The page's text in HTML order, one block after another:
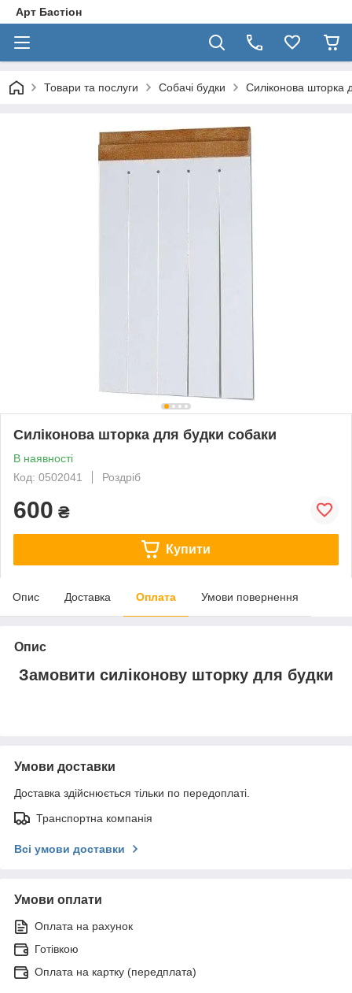
Арт Бастіон
Товари та послуги Собачі будки Силіконова шторка
Силіконова шторка для будки собаки
В наявності
Код: 0502041
Роздріб
600 ₴
Купити
Опис Доставка Оплата Умови повернення
Опис
Замовити силіконову шторку для будки
Умови доставки
Доставка здійснюється тільки по передоплаті.
Транспортна компанія
Всі умови доставки
Умови оплати
Оплата на рахунок
Готівкою
Оплата на картку (передплата)